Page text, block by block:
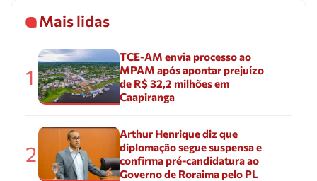
Mais lidas
1
TCE-AM envia processo ao
MPAM após apontar prejuízo
de R$ 32,2 milhões em
Caapiranga
2
Arthur Henrique diz que
diplomação segue suspensa e
confirma pré-candidatura ao
Governo de Roraima pelo PL